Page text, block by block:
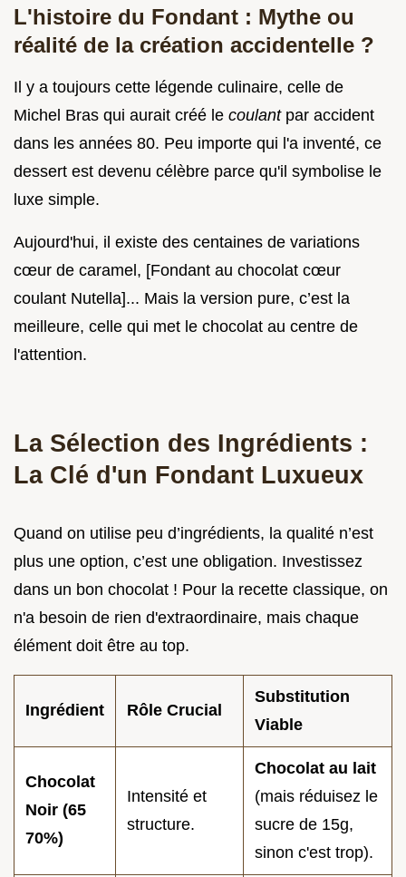
L'histoire du Fondant : Mythe ou
réalité de la création accidentelle ?
Il y a toujours cette légende culinaire, celle de
Michel Bras qui aurait créé le coulant par accident
dans les années 80. Peu importe qui l'a inventé, ce
dessert est devenu célèbre parce qu'il symbolise le
luxe simple.
Aujourd'hui, il existe des centaines de variations
cœur de caramel, [Fondant au chocolat cœur
coulant Nutella]... Mais la version pure, c’est la
meilleure, celle qui met le chocolat au centre de
l'attention.
La Sélection des Ingrédients :
La Clé d'un Fondant Luxueux
Quand on utilise peu d’ingrédients, la qualité n’est
plus une option, c’est une obligation. Investissez
dans un bon chocolat ! Pour la recette classique, on
n'a besoin de rien d'extraordinaire, mais chaque
élément doit être au top.
Ingrédient Rôle Crucial
Substitution
Viable
Chocolat
Noir (65
70%)
Intensité et
structure.
Chocolat au lait
(mais réduisez le
sucre de 15g,
sinon c'est trop).